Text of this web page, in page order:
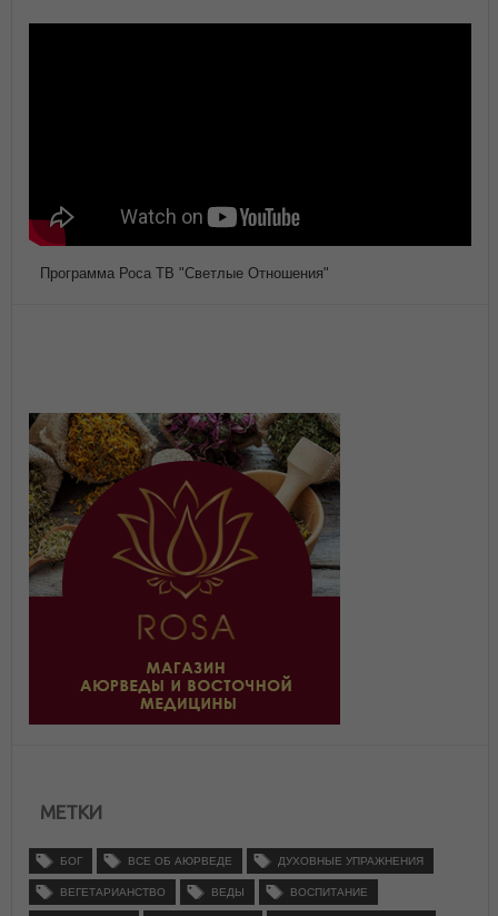
Программа Роса ТВ "Светлые Отношения"
МЕТКИ
БОГ ВСЕ ОБ АЮРВЕДЕ ДУХОВНЫЕ УПРАЖНЕНИЯ
ВЕГЕТАРИАНСТВО ВЕДЫ ВОСПИТАНИЕ